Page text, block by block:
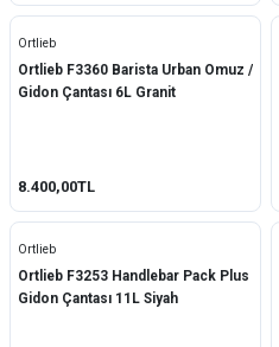
Ortlieb
Ortlieb F3360 Barista Urban Omuz /
Gidon Çantası 6L Granit
8.400,00TL
Ortlieb
Ortlieb F3253 Handlebar Pack Plus
Gidon Çantası 11L Siyah